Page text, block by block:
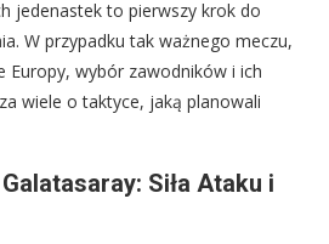
jedenastek to pierwszy krok do
W przypadku tak ważnego meczu,
Europy, wybór zawodników i ich
wiele o taktyce, jaką planowali
Siła Ataku i